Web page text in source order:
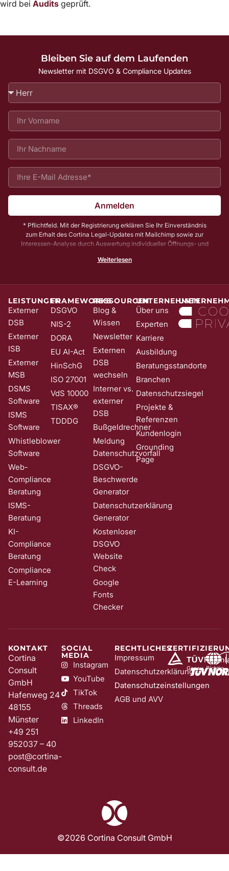
wird bei Audits geprüft.
Bleiben Sie auf dem Laufenden
Newsletter mit DSGVO & Compliance Updates
Anmelden
* Pflichtfeld. Mit der Registrierung erklären Sie Ihr Einverständnis
zum Erhalt des Cortina Legal-Updates mit Mailchimp sowie zur
Interessen-Analyse durch Auswertung individueller Öffnungs- und
noch eine E-Mail mit einem Bestätigungs-Link (sog. Double-Opt-In);
Wirkung für die Zukunft und ohne Angabe von Gründen widerrufen;
z. B. durch Klick auf den Abmeldelink am Ende jedes Newsletters.
Nähere Informationen zur Verarbeitung Ihrer Daten finden Sie in
Date​​​​nschutzerklärung .
Weiterlesen
LEISTUNGEN
Externer
DSB
Externer
ISB
Externer
MSB
DSMS
Software
ISMS
Software
Whistleblower
Software
Web-
Compliance
Beratung
ISMS-
Beratung
KI-
Compliance
Beratung
Compliance
E-Learning
FRAMEWORKS
DSGVO
NIS-2
DORA
EU AI-Act
HinSchG
ISO 27001
VdS 10000
TISAX®
TDDDG
RESSOURCEN
Blog &
Wissen
Newsletter
Externen
DSB
wechseln
Interner vs.
externer
DSB
Bußgeldrechner
Meldung
Datenschutzvorfall
DSGVO-
Beschwerde
Generator
Datenschutzerklärung
Generator
Kostenloser
DSGVO
Website
Check
Google
Fonts
Checker
UNTERNEHMEN
Über uns
Experten
Karriere
Ausbildung
Beratungsstandorte
Branchen
Datenschutzsiegel
Projekte &
Referenzen
Kundenlogin
Grounding
Page
KONTAKT
Cortina
Consult
GmbH
Hafenweg 24
48155
Münster
+49 251
952037 – 40
post@cortina-
consult.de
SOCIAL
MEDIA
Instagram
YouTube
TikTok
Threads
LinkedIn
RECHTLICHES
Impressum
Datenschutzerklärung
Datenschutzeinstellungen
AGB und AVV
©2026 Cortina Consult GmbH